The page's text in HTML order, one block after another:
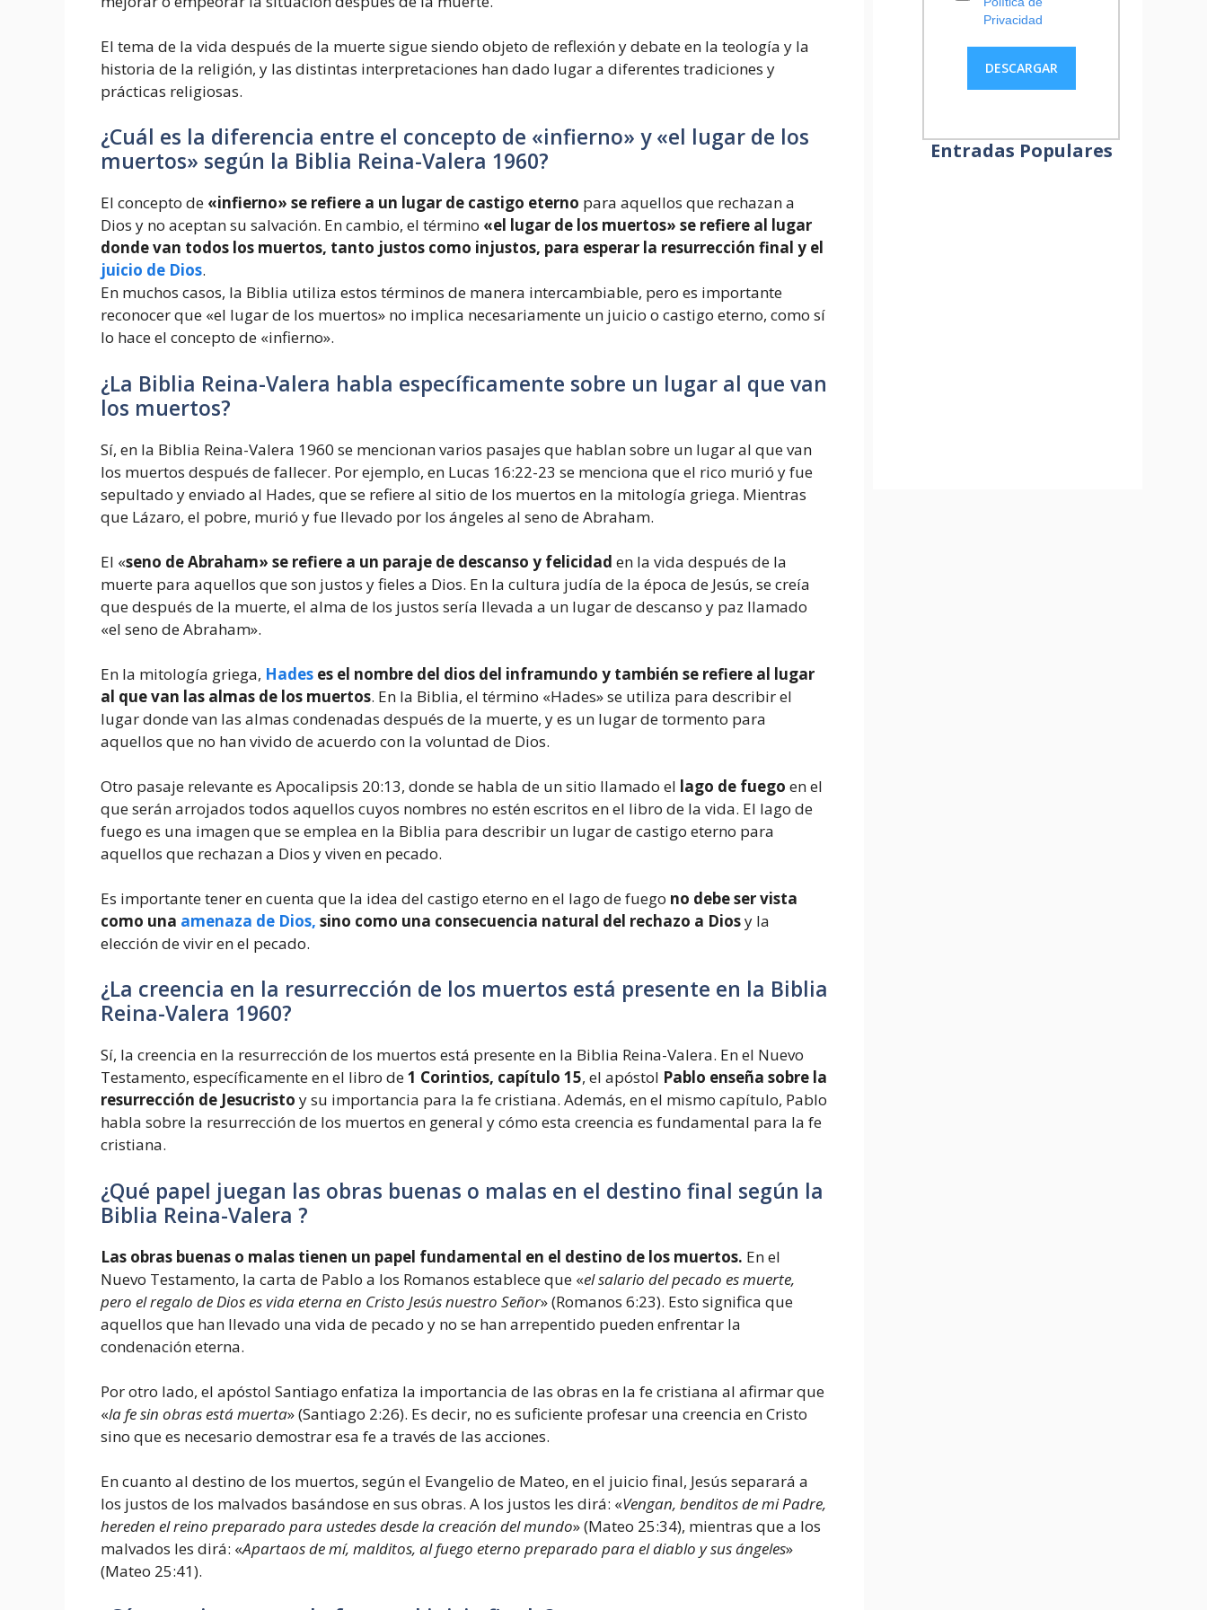
El tema de la vida después de la muerte sigue siendo objeto de reflexión y debate en la teología y la
historia de la religión, y las distintas interpretaciones han dado lugar a diferentes tradiciones y
prácticas religiosas.
¿Cuál es la diferencia entre el concepto de «infierno» y «el lugar de los
muertos» según la Biblia Reina-Valera 1960?
El concepto de «infierno» se refiere a un lugar de castigo eterno para aquellos que rechazan a
Dios y no aceptan su salvación. En cambio, el término «el lugar de los muertos» se refiere al lugar
donde van todos los muertos, tanto justos como injustos, para esperar la resurrección final y el
juicio de Dios.
En muchos casos, la Biblia utiliza estos términos de manera intercambiable, pero es importante
reconocer que «el lugar de los muertos» no implica necesariamente un juicio o castigo eterno, como sí
lo hace el concepto de «infierno».
¿La Biblia Reina-Valera habla específicamente sobre un lugar al que van
los muertos?
Sí, en la Biblia Reina-Valera 1960 se mencionan varios pasajes que hablan sobre un lugar al que van
los muertos después de fallecer. Por ejemplo, en Lucas 16:22-23 se menciona que el rico murió y fue
sepultado y enviado al Hades, que se refiere al sitio de los muertos en la mitología griega. Mientras
que Lázaro, el pobre, murió y fue llevado por los ángeles al seno de Abraham.
El «seno de Abraham» se refiere a un paraje de descanso y felicidad en la vida después de la
muerte para aquellos que son justos y fieles a Dios. En la cultura judía de la época de Jesús, se creía
que después de la muerte, el alma de los justos sería llevada a un lugar de descanso y paz llamado
«el seno de Abraham».
En la mitología griega, Hades es el nombre del dios del inframundo y también se refiere al lugar
al que van las almas de los muertos. En la Biblia, el término «Hades» se utiliza para describir el
lugar donde van las almas condenadas después de la muerte, y es un lugar de tormento para
aquellos que no han vivido de acuerdo con la voluntad de Dios.
Otro pasaje relevante es Apocalipsis 20:13, donde se habla de un sitio llamado el lago de fuego en el
que serán arrojados todos aquellos cuyos nombres no estén escritos en el libro de la vida. El lago de
fuego es una imagen que se emplea en la Biblia para describir un lugar de castigo eterno para
aquellos que rechazan a Dios y viven en pecado.
Es importante tener en cuenta que la idea del castigo eterno en el lago de fuego no debe ser vista
como una amenaza de Dios, sino como una consecuencia natural del rechazo a Diosy la
elección de vivir en el pecado.
¿La creencia en la resurrección de los muertos está presente en la Biblia
Reina-Valera 1960?
Sí, la creencia en la resurrección de los muertos está presente en la Biblia Reina-Valera. En el Nuevo
Testamento, específicamente en el libro de1 Corintios, capítulo 15, el apóstol Pablo enseña sobre la
resurrección de Jesucristo y su importancia para la fe cristiana. Además, en el mismo capítulo, Pablo
habla sobre la resurrección de los muertos en general y cómo esta creencia es fundamental para la fe
cristiana.
¿Qué papel juegan las obras buenas o malas en el destino final según la
Biblia Reina-Valera ?
Las obras buenas o malas tienen un papel fundamental en el destino de los muertos. En el
Nuevo Testamento, la carta de Pablo a los Romanos establece que «el salario del pecado es muerte,
pero el regalo de Dios es vida eterna en Cristo Jesús nuestro Señor» (Romanos 6:23). Esto significa que
aquellos que han llevado una vida de pecado y no se han arrepentido pueden enfrentar la
condenación eterna.
Por otro lado, el apóstol Santiago enfatiza la importancia de las obras en la fe cristiana al afirmar que
«la fe sin obras está muerta» (Santiago 2:26). Es decir, no es suficiente profesar una creencia en Cristo
sino que es necesario demostrar esa fe a través de las acciones.
En cuanto al destino de los muertos, según el Evangelio de Mateo, en el juicio final, Jesús separará a
los justos de los malvados basándose en sus obras. A los justos les dirá: «Vengan, benditos de mi Padre,
hereden el reino preparado para ustedes desde la creación del mundo» (Mateo 25:34), mientras que a los
malvados les dirá: «Apartaos de mí, malditos, al fuego eterno preparado para el diablo y sus ángeles»
(Mateo 25:41).
Privacidad
Entradas Populares